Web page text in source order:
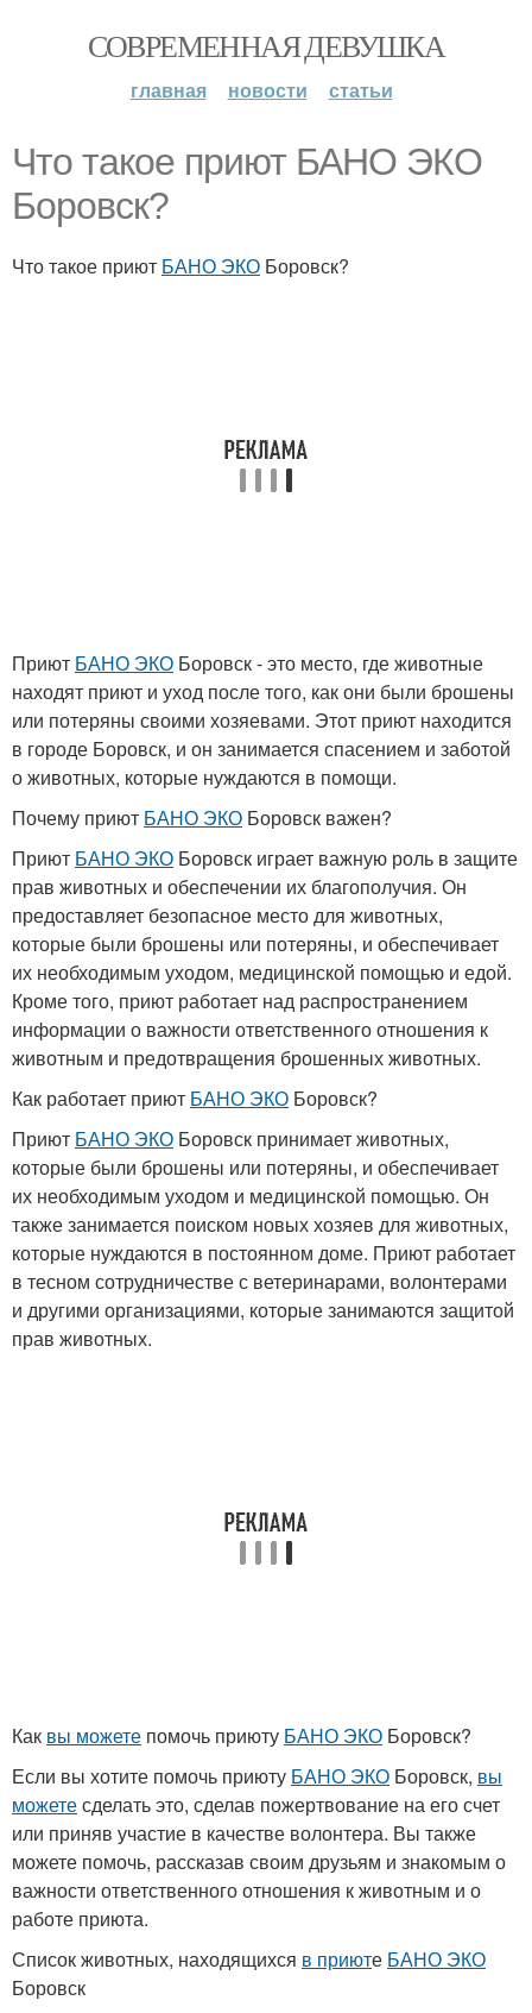
СОВРЕМЕННАЯ ДЕВУШКА
главная новости статьи
Что такое приют БАНО ЭКО
Боровск?
Что такое приют БАНО ЭКО Боровск?
Приют БАНО ЭКО Боровск - это место, где животные
находят приют и уход после того, как они были брошены
или потеряны своими хозяевами. Этот приют находится
в городе Боровск, и он занимается спасением и заботой
о животных, которые нуждаются в помощи.
Почему приют БАНО ЭКО Боровск важен?
Приют БАНО ЭКО Боровск играет важную роль в защите
прав животных и обеспечении их благополучия. Он
предоставляет безопасное место для животных,
которые были брошены или потеряны, и обеспечивает
их необходимым уходом, медицинской помощью и едой.
Кроме того, приют работает над распространением
информации о важности ответственного отношения к
животным и предотвращения брошенных животных.
Как работает приют БАНО ЭКО Боровск?
Приют БАНО ЭКО Боровск принимает животных,
которые были брошены или потеряны, и обеспечивает
их необходимым уходом и медицинской помощью. Он
также занимается поиском новых хозяев для животных,
которые нуждаются в постоянном доме. Приют работает
в тесном сотрудничестве с ветеринарами, волонтерами
и другими организациями, которые занимаются защитой
прав животных.
Как вы можете помочь приюту БАНО ЭКО Боровск?
Если вы хотите помочь приюту БАНО ЭКО Боровск, вы
можетесделать это, сделав пожертвование на его счет
или приняв участие в качестве волонтера. Вы также
можете помочь, рассказав своим друзьям и знакомым о
важности ответственного отношения к животным и о
работе приюта.
Список животных, находящихся в приюте БАНО ЭКО
Боровск